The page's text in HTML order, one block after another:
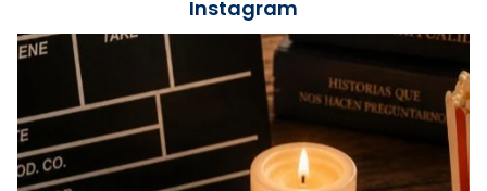
Recupera l'entrevista comp
Vatican
tican News 👇
www.vaticannews.va/es/iglesia/news/2026-
07/carmina-historia-depresion-papa-viaje-
espana-testimoni...
Instagram